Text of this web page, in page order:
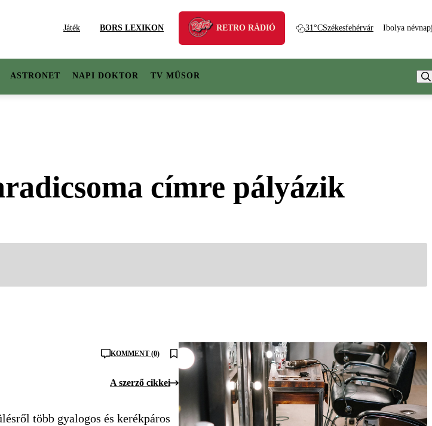
Játék BORS LEXIKON RETRO RÁDIÓ 31°CSzékesfehérvár Ibolya
ASTRONET NAPI DOKTOR TV MŰSOR
címre pályázik
KOMMENT (0)
A szerző cikkei
több gyalogos és kerékpáros